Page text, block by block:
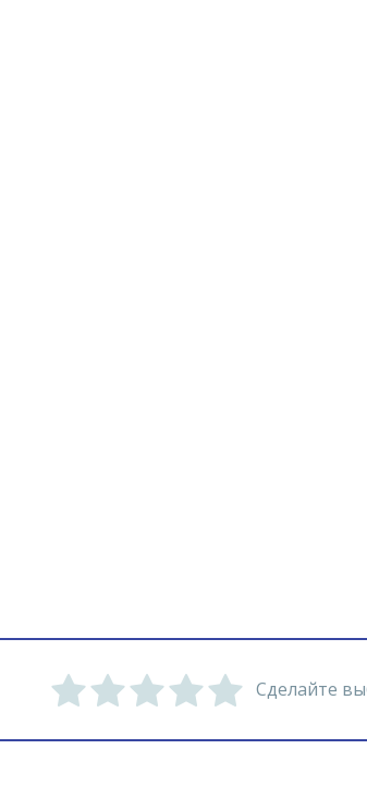
Сделайте